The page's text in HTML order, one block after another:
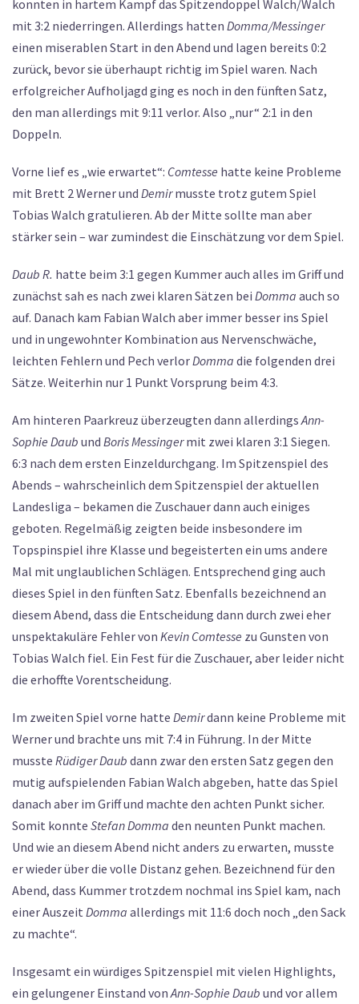
konnten in hartem Kampf das Spitzendoppel Walch/Walch
mit 3:2 niederringen. Allerdings hatten Domma/Messinger
einen miserablen Start in den Abend und lagen bereits 0:2
zurück, bevor sie überhaupt richtig im Spiel waren. Nach
erfolgreicher Aufholjagd ging es noch in den fünften Satz,
den man allerdings mit 9:11 verlor. Also „nur“ 2:1 in den
Doppeln.
Vorne lief es „wie erwartet“: Comtesse hatte keine Probleme
mit Brett 2 Werner und Demirmusste trotz gutem Spiel
Tobias Walch gratulieren. Ab der Mitte sollte man aber
stärker sein – war zumindest die Einschätzung vor dem Spiel.
Daub R. hatte beim 3:1 gegen Kummer auch alles im Griff und
zunächst sah es nach zwei klaren Sätzen bei Domma auch so
auf. Danach kam Fabian Walch aber immer besser ins Spiel
und in ungewohnter Kombination aus Nervenschwäche,
leichten Fehlern und Pech verlorDomma die folgenden drei
Sätze. Weiterhin nur 1 Punkt Vorsprung beim 4:3.
Am hinteren Paarkreuz überzeugten dann allerdingsAnn-
Sophie Daub und Boris Messingermit zwei klaren 3:1 Siegen.
6:3 nach dem ersten Einzeldurchgang. Im Spitzenspiel des
Abends – wahrscheinlich dem Spitzenspiel der aktuellen
Landesliga – bekamen die Zuschauer dann auch einiges
geboten. Regelmäßig zeigten beide insbesondere im
Topspinspiel ihre Klasse und begeisterten ein ums andere
Mal mit unglaublichen Schlägen. Entsprechend ging auch
dieses Spiel in den fünften Satz. Ebenfalls bezeichnend an
diesem Abend, dass die Entscheidung dann durch zwei eher
unspektakuläre Fehler von Kevin Comtesse zu Gunsten von
Tobias Walch fiel. Ein Fest für die Zuschauer, aber leider nicht
die erhoffte Vorentscheidung.
Im zweiten Spiel vorne hatte Demirdann keine Probleme mit
Werner und brachte uns mit 7:4 in Führung. In der Mitte
musste Rüdiger Daub dann zwar den ersten Satz gegen den
mutig aufspielenden Fabian Walch abgeben, hatte das Spiel
danach aber im Griff und machte den achten Punkt sicher.
Somit konnte Stefan Domma den neunten Punkt machen.
Und wie an diesem Abend nicht anders zu erwarten, musste
er wieder über die volle Distanz gehen. Bezeichnend für den
Abend, dass Kummer trotzdem nochmal ins Spiel kam, nach
einer Auszeit Domma allerdings mit 11:6 doch noch „den Sack
zu machte“.
Insgesamt ein würdiges Spitzenspiel mit vielen Highlights,
ein gelungener Einstand vonAnn-Sophie Daub und vor allem